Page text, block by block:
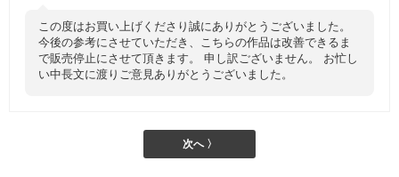
この度はお買い上げくださり誠にありがとうございました。
今後の参考にさせていただき、こちらの作品は改善できるま
で販売停止にさせて頂きます。 申し訳ございません。 お忙し
い中長文に渡りご意見ありがとうございました。
次へ 〉